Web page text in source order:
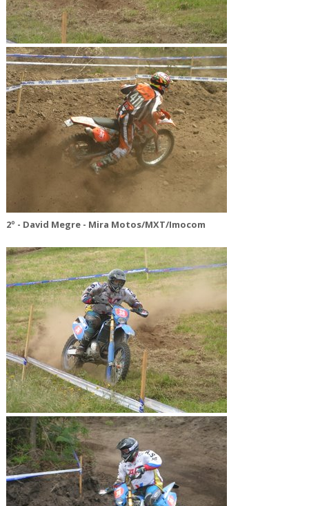
2º - David Megre - Mira Motos/MXT/Imocom